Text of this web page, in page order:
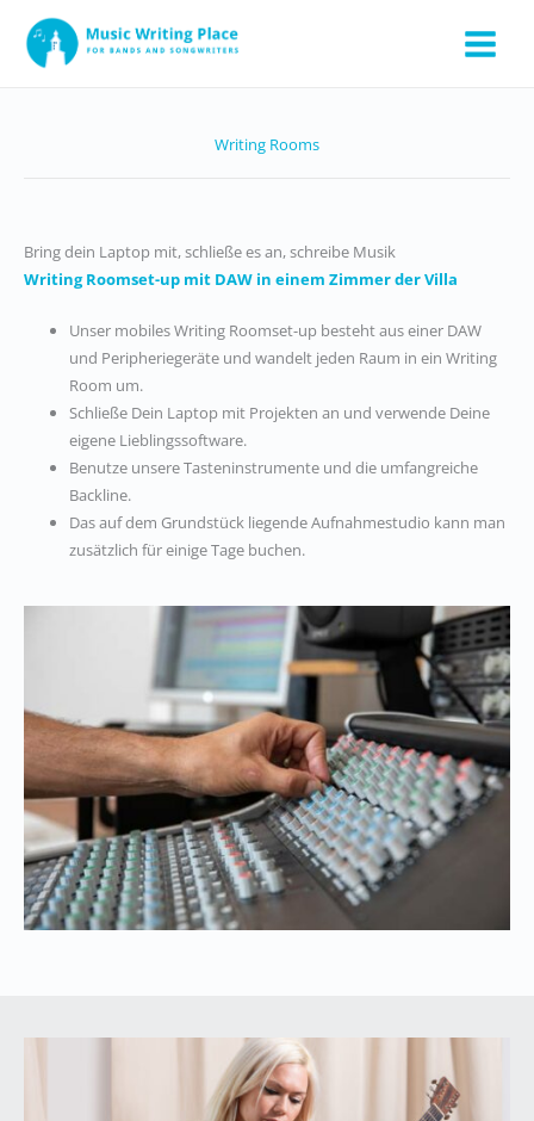
Inhalt
springen
Writing Rooms
Bring dein Laptop mit, schließe es an, schreibe Musik
Writing Roomset-up mit DAW in einem Zimmer der Villa
Unser mobiles Writing Roomset-up besteht aus einer DAW
und Peripheriegeräte und wandelt jeden Raum in ein Writing
Room um.
Schließe Dein Laptop mit Projekten an und verwende Deine
eigene Lieblingssoftware.
Benutze unsere Tasteninstrumente und die umfangreiche
Backline.
Das auf dem Grundstück liegende Aufnahmestudio kann man
zusätzlich für einige Tage buchen.